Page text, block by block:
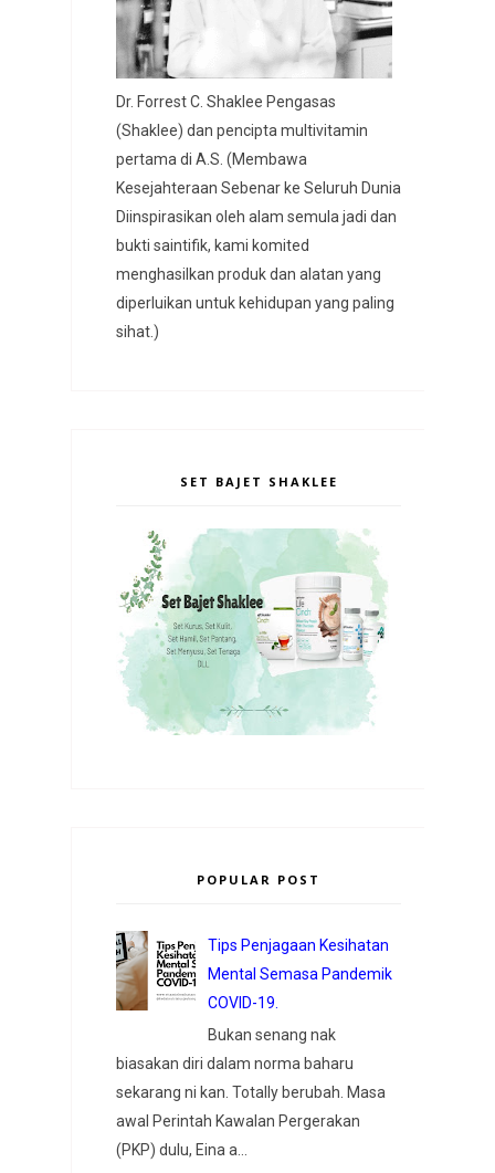
Dr. Forrest C. Shaklee Pengasas
(Shaklee) dan pencipta multivitamin
pertama di A.S. (Membawa
Kesejahteraan Sebenar ke Seluruh Dunia
Diinspirasikan oleh alam semula jadi dan
bukti saintifik, kami komited
menghasilkan produk dan alatan yang
diperluikan untuk kehidupan yang paling
sihat.)
SET BAJET SHAKLEE
POPULAR POST
Tips Penjagaan Kesihatan
Mental Semasa Pandemik
COVID-19.
Bukan senang nak
biasakan diri dalam norma baharu
sekarang ni kan. Totally berubah. Masa
awal Perintah Kawalan Pergerakan
(PKP) dulu, Eina a...